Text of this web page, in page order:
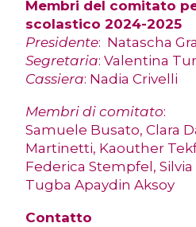
Membri del comitato
scolastico 2024-2025
Presidente: Natascha
Segretaria: Valentina
Cassiera: Nadia Crivelli
Membri di comitato:
Samuele Busato, Clara
Martinetti, Kaouther
Federica Stempfel,
Tugba Apaydin Aksoy
Contatto